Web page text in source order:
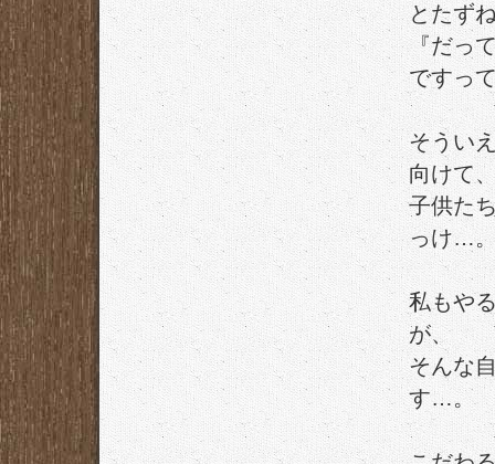
とたず
『だっ
ですっ
そうい
向けて
子供た
っけ…
私もや
が、
そんな
す…。